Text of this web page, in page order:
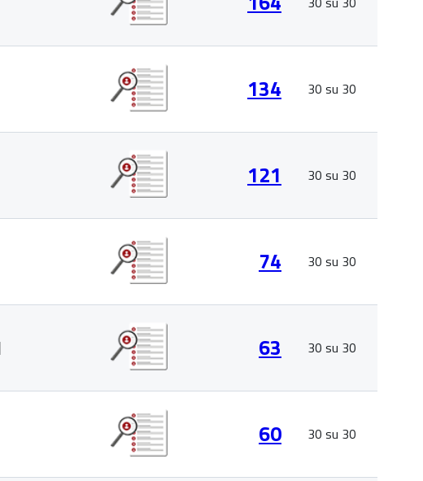
134 30 su 30
121 30 su 30
74 30 su 30
63 30 su 30
60 30 su 30